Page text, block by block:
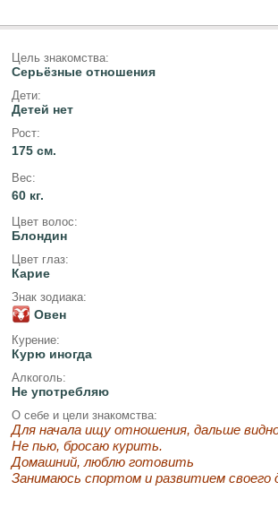
Цель знакомства:
Серьёзные отношения
Дети:
Детей нет
Рост:
175 см.
Вес:
60 кг.
Цвет волос:
Блондин
Цвет глаз:
Карие
Знак зодиака:
Овен
Курение:
Курю иногда
Алкоголь:
Не употребляю
О себе и цели знакомства:
Для начала ищу отношения, дальше
Не пью, бросаю курить.
Домашний, люблю готовить
Занимаюсь спортом и развитием своего